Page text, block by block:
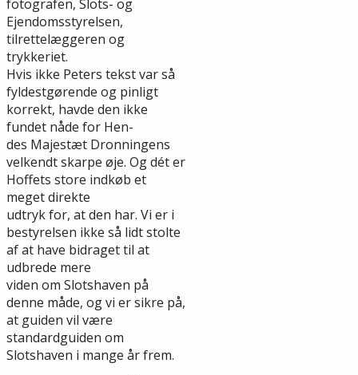
fotografen, Slots- og
Ejendomsstyrelsen,
tilrettelæggeren og
trykkeriet.
Hvis ikke Peters tekst var så
fyldestgørende og pinligt
korrekt, havde den ikke
fundet nåde for Hen-
des Majestæt Dronningens
velkendt skarpe øje. Og dét er
Hoffets store indkøb et
meget direkte
udtryk for, at den har. Vi er i
bestyrelsen ikke så lidt stolte
af at have bidraget til at
udbrede mere
viden om Slotshaven på
denne måde, og vi er sikre på,
at guiden vil være
standardguiden om
Slotshaven i mange år frem.